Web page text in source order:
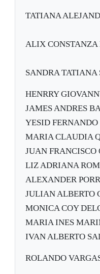
TATIANA
ALIX CONSTANZA
SANDRA
HENRRY
JAMES ANDRES
YESID
MARIA CLAUDIA
JUAN FRANCISCO
LIZ ADRIANA
ALEXANDER
JULIAN ALBERTO
MONICA COY
MARIA INES
IVAN ALBERTO
ROLANDO